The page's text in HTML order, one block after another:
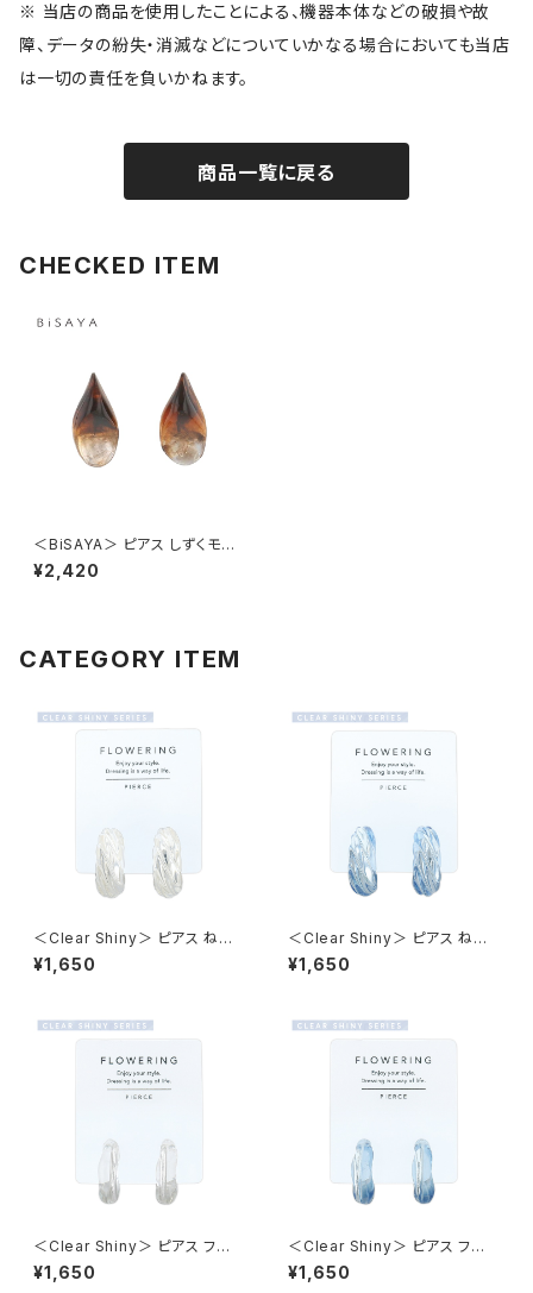
※ 当店の商品を使用したことによる、機器本体などの破損や故
障、データの紛失・消滅などについていかなる場合においても当店
は一切の責任を負いかねます。
商品一覧に戻る
CHECKED ITEM
＜BiSAYA＞ ピアス しずくモチ
ーフ BAP0011-BR（ブラウン）
¥2,420
CATEGORY ITEM
＜Clear Shiny＞ ピアス ねじり
×クリアメタル AAP1994-CR
（クリア）
¥1,650
＜Clear Shiny＞ ピアス ねじり
×クリアメタル AAP1994-BL
（ブルー）
¥1,650
＜Clear Shiny＞ ピアス フー
プ×クリアメタル AAP1993-CR
（クリア）
¥1,650
＜Clear Shiny＞ ピアス フー
プ×クリアメタル AAP1993-BL
（ブルー）
¥1,650